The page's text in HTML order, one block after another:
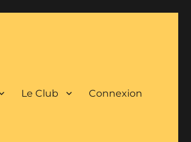
Le Club Connexion